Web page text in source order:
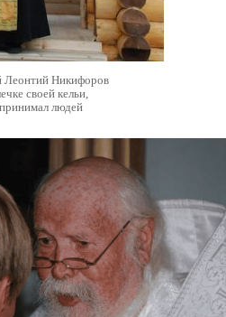
Леонтий Никифоров
своей кельи,
людей